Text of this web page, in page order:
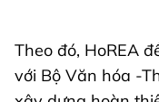
Theo đó, HoREA
với Bộ Văn hóa -